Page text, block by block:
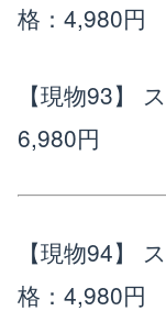
格：4,980円
【現物93】
6,980円
【現物94】
格：4,980円